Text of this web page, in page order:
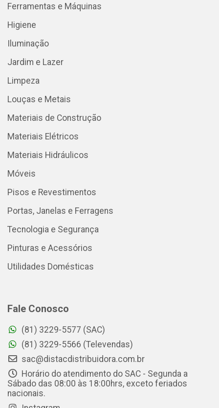
Ferramentas e Máquinas
Higiene
Iluminação
Jardim e Lazer
Limpeza
Louças e Metais
Materiais de Construção
Materiais Elétricos
Materiais Hidráulicos
Móveis
Pisos e Revestimentos
Portas, Janelas e Ferragens
Tecnologia e Segurança
Pinturas e Acessórios
Utilidades Domésticas
Fale Conosco
(81) 3229-5577 (SAC)
(81) 3229-5566 (Televendas)
sac@distacdistribuidora.com.br
Horário do atendimento do SAC - Segunda a
Sábado das 08:00 às 18:00hrs, exceto feriados
nacionais.